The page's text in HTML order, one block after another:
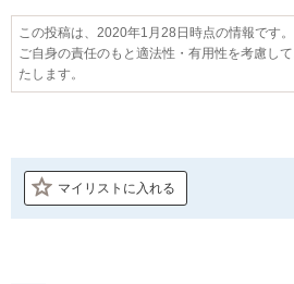
この投稿は、2020年1月28日時点の情報です。
ご自身の責任のもと適法性・有用性を考慮し
たします。
マイリストに入れる